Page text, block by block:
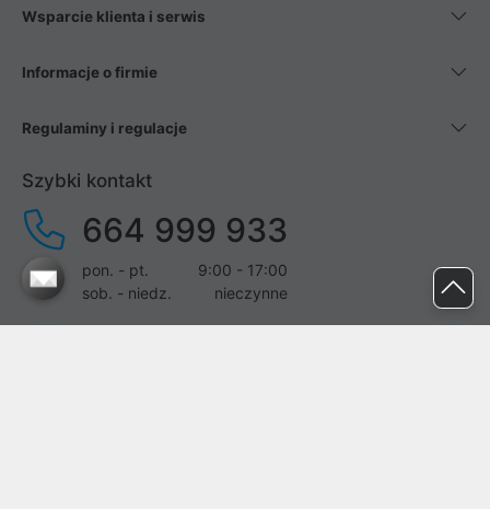
Wsparcie klienta i serwis
Informacje o firmie
Regulaminy i regulacje
Szybki kontakt
664 999 933
pon. - pt.
9:00 - 17:00
sob. - niedz.
nieczynne